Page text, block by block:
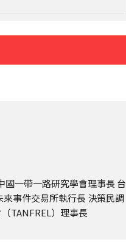
國一帶一路研究學會理事長 台
事件交易所執行長 決策民調
TANFREL）理事長